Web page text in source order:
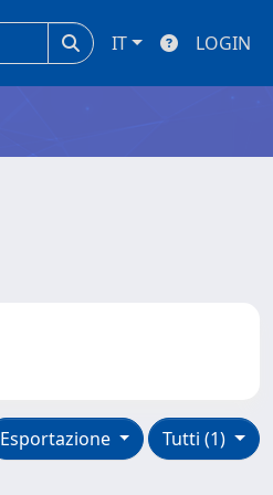
IT LOGIN
Tutti (1)
Esportazione